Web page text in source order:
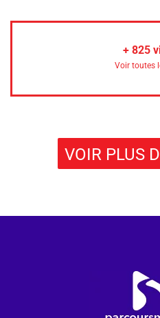
+ 825
Voir toutes
VOIR PLUS